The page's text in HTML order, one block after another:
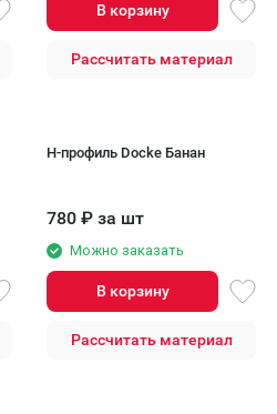
В корзину
Рассчитать материал
H-профиль Docke Банан
780 ₽ за шт
Можно заказать
В корзину
Рассчитать материал